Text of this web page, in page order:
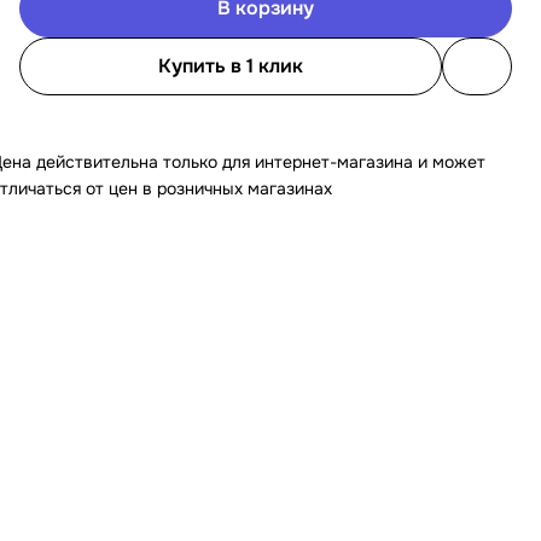
В корзину
Купить в 1 клик
действительна только для интернет-магазина и может
от цен в розничных магазинах